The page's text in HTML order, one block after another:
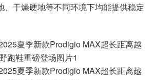
、干燥硬地等不同环境下均能提供稳定